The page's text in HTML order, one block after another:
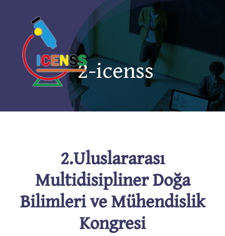
content
2-icenss
2.Uluslararası
Multidisipliner Doğa
Bilimleri ve Mühendislik
Kongresi